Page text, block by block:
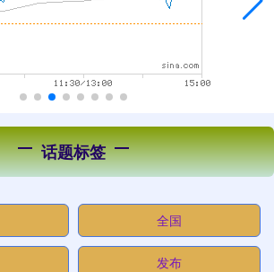
话题标签
全国
发布